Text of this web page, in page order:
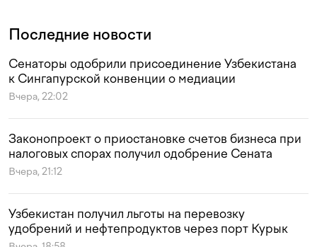
Последние новости
Сенаторы одобрили присоединение Узбекистана
к Сингапурской конвенции о медиации
Вчера, 22:02
Законопроект о приостановке счетов бизнеса при
налоговых спорах получил одобрение Сената
Вчера, 21:12
Узбекистан получил льготы на перевозку
удобрений и нефтепродуктов через порт Курык